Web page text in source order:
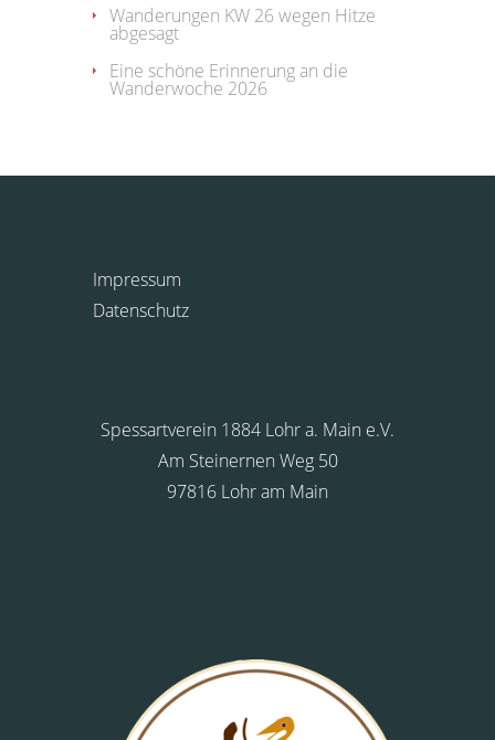
Wanderungen KW 26 wegen Hitze
abgesagt
Eine schöne Erinnerung an die
Wanderwoche 2026
Impressum
Datenschutz
Spessartverein 1884 Lohr a. Main e.V.
Am Steinernen Weg 50
97816 Lohr am Main